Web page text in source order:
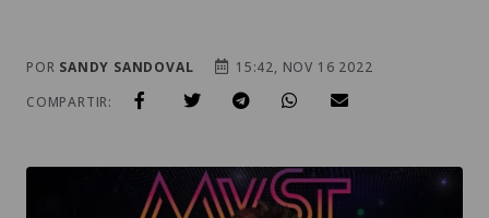
POR SANDY SANDOVAL
15:42, NOV 16 2022
COMPARTIR: